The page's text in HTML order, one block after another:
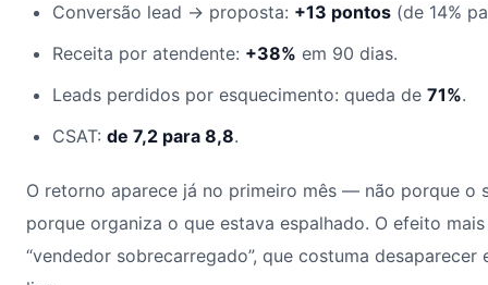
Conversão lead → proposta: +13 pontos (de 14%
Receita por atendente: +38% em 90 dias.
Leads perdidos por esquecimento: queda de 71%.
CSAT: de 7,2 para 8,8.
O retorno aparece já no primeiro mês — não porque o
porque organiza o que estava espalhado. O efeito
“vendedor sobrecarregado”, que costuma